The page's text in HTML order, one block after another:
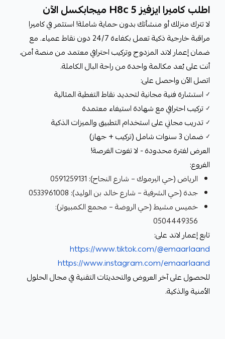
اطلب كاميرا ايزفيز H8c 5 ميجابكسل الآن
لا تترك منزلك أو منشأتك بدون حماية شاملة! استثمر في كاميرا
مراقبة خارجية ذكية تعمل بكفاءة 24/7 دون نقاط عمياء. مع
ضمان إعمار لاند المزدوج وتركيب احترافي معتمد من منصة أمن،
أنت على بُعد مكالمة واحدة من راحة البال الكاملة.
اتصل الآن واحصل على:
✓ استشارة فنية مجانية لتحديد نقاط التغطية المثالية
✓ تركيب احترافي مع شهادة استيفاء معتمدة
✓ تدريب مجاني على استخدام التطبيق والميزات الذكية
✓ ضمان 3 سنوات شامل (تركيب + جهاز)
العرض لفترة محدودة - لا تفوت الفرصة!
الفروع:
الرياض (حي اليرموك – شارع النجاح): 0591259131
جدة (حي الشرفية – شارع خالد بن الوليد): 0533961008
خميس مشيط (حي الروضة – مجمع الكمبيوتر):
0504449356
تابع إعمار لاند على:
https://www.tiktok.com/@emaarlaand
https://www.instagram.com/emaarlaand
للحصول على آخر العروض والتحديثات التقنية في مجال الحلول
الأمنية والذكية.